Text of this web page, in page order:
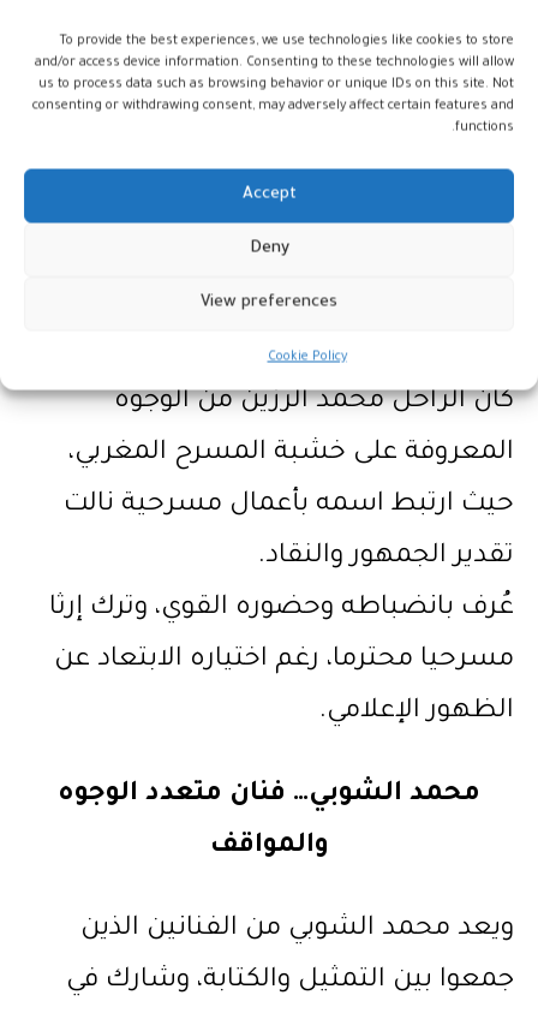
To provide the best experiences, we use technologies like cookies to store
and/or access device information. Consenting to these technologies will allow
us to process data such as browsing behavior or unique IDs on this site. Not
consenting or withdrawing consent, may adversely affect certain features and
functions.
Accept
Deny
View preferences
Cookie Policy
وتميزت بأدائها الواقعي والبسيط، وقدرتها
على تجسيد شخصيات قريبة من المجتمع
المغربي، ما جعل أدوارها، وإن بدت هادئة،
ذات أثر إنساني عميق.
الأضواء
كان الراحل محمد الرزين من الوجوه
المعروفة على خشبة المسرح المغربي،
حيث ارتبط اسمه بأعمال مسرحية نالت
تقدير الجمهور والنقاد.
عُرف بانضباطه وحضوره القوي، وترك إرثا
مسرحيا محترما، رغم اختياره الابتعاد عن
الظهور الإعلامي.
محمد الشوبي… فنان متعدد الوجوه
والمواقف
ويعد محمد الشوبي من الفنانين الذين
جمعوا بين التمثيل والكتابة، وشارك في